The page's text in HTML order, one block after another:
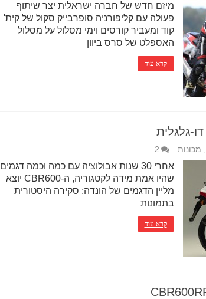
מיזם חדש של חברה ישראלית יצר שיתוף
פעולה עם קליפורניה סופרבייק סקול של קית'
קוד ומעביר קורסים וימי מסלול על מסלול
האספלט של סרס ביוון
קרא עוד
, מכונות 2
אחרי 30 שנות אבולוציה עם כמה וכמה דגמים
שהיו אמת מידה לקטגוריה, ה-CBR600 יוצא
מליין הדגמים של הונדה; סקירה היסטורית
בתמונות
קרא עוד